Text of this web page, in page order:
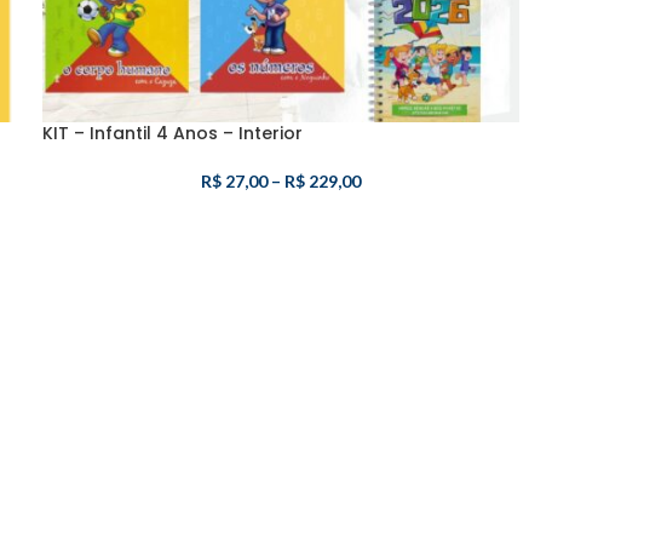
KIT – Infantil 4 Anos – Interior
R$ 27,00 – R$ 229,00